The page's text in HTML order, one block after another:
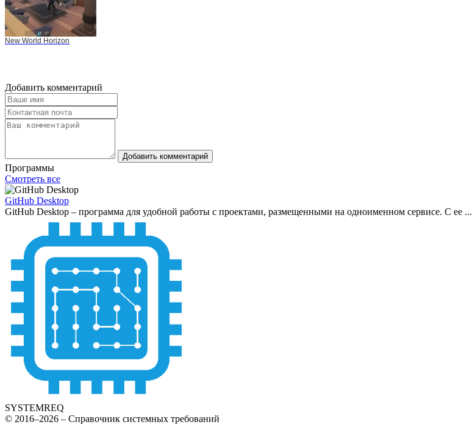
New World Horizon
Добавить комментарий
Добавить комментарий
Программы
Смотреть все
GitHub Desktop
GitHub Desktop – программа для удобной работы с проектами, размещенными на одноименном сервисе. С ее ...
SYSTEMREQ
© 2016–2026 – Справочник системных требований